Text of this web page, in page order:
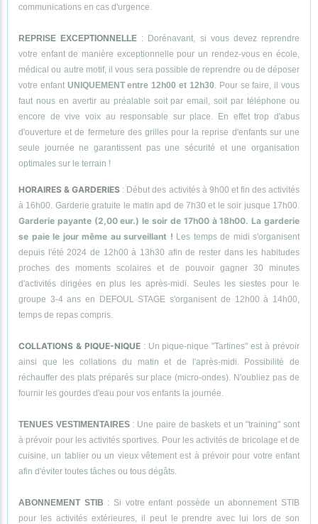
communications en cas d'urgence.
REPRISE EXCEPTIONNELLE : Dorénavant, si vous devez reprendre
votre enfant de manière exceptionnelle pour un rendez-vous en école,
médical ou autre motif, il vous sera possible de reprendre ou de déposer
votre enfant UNIQUEMENT entre 12h00 et 12h30. Pour se faire, il vous
faut nous en avertir au préalable soit par email, soit par téléphone ou
encore de vive voix au responsable sur place. En effet trop d'abus
d'ouverture et de fermeture des grilles pour la reprise d'enfants sur une
seule journée ne garantissent pas une sécurité et une organisation
optimales sur le terrain !
HORAIRES & GARDERIES : Début des activités à 9h00 et fin des activités
à 16h00. Garderie gratuite le matin apd de 7h30 et le soir jusque 17h00.
Garderie payante (2,00 eur.) le soir de 17h00 à 18h00. La garderie
se paie le jour même au surveillant ! Les temps de midi s'organisent
depuis l'été 2024 de 12h00 à 13h30 afin de rester dans les habitudes
proches des moments scolaires et de pouvoir gagner 30 minutes
d'activités dirigées en plus les après-midi. Seules les siestes pour le
groupe 3-4 ans en DEFOUL STAGE s'organisent de 12h00 à 14h00,
temps de repas compris.
COLLATIONS & PIQUE-NIQUE: Un pique-nique "Tartines" est à prévoir
ainsi que les collations du matin et de l'après-midi. Possibilité de
réchauffer des plats préparés sur place (micro-ondes). N'oubliez pas de
fournir les gourdes d'eau pour vos enfants la journée.
TENUES VESTIMENTAIRES: Une paire de baskets et un "training" sont
à prévoir pour les activités sportives. Pour les activités de bricolage et de
cuisine, un tablier ou un vieux vêtement est à prévoir pour votre enfant
afin d'éviter toutes tâches ou tous dégâts.
ABONNEMENT STIB : Si votre enfant possède un abonnement STIB
pour les activités extérieures, il peut le prendre avec lui lors de son